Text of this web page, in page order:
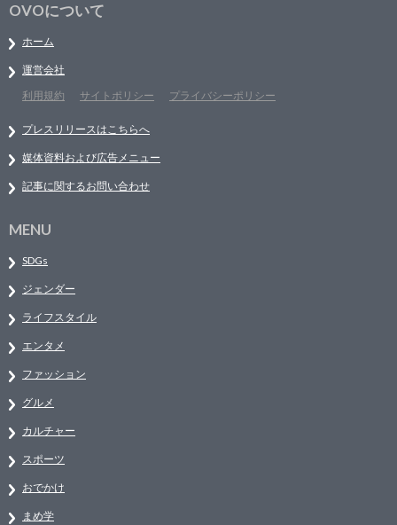
OVOについて
ホーム
運営会社
利用規約
サイトポリシー プライバシーポリシー
プレスリリースはこちらへ
媒体資料および広告メニュー
記事に関するお問い合わせ
MENU
SDGs
ジェンダー
ライフスタイル
エンタメ
ファッション
グルメ
カルチャー
スポーツ
おでかけ
まめ学